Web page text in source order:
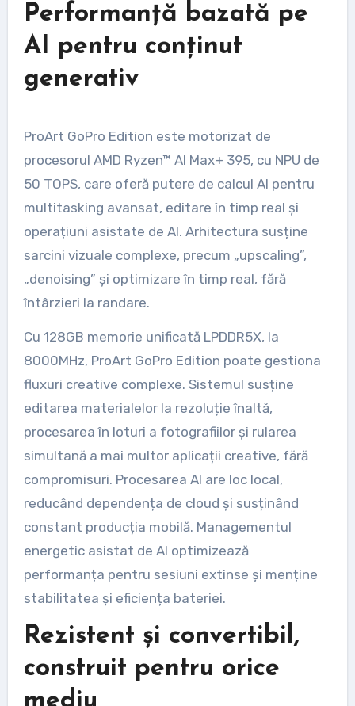
Performanță bazată pe
AI pentru conținut
generativ
ProArt GoPro Edition este motorizat de
procesorul AMD Ryzen™ AI Max+ 395, cu NPU de
50 TOPS, care oferă putere de calcul AI pentru
multitasking avansat, editare în timp real și
operațiuni asistate de AI. Arhitectura susține
sarcini vizuale complexe, precum „upscaling”,
„denoising” și optimizare în timp real, fără
întârzieri la randare.
Cu 128GB memorie unificată LPDDR5X, la
8000MHz, ProArt GoPro Edition poate gestiona
fluxuri creative complexe. Sistemul susține
editarea materialelor la rezoluție înaltă,
procesarea în loturi a fotografiilor și rularea
simultană a mai multor aplicații creative, fără
compromisuri. Procesarea AI are loc local,
reducând dependența de cloud și susținând
constant producția mobilă. Managementul
energetic asistat de AI optimizează
performanța pentru sesiuni extinse și menține
stabilitatea și eficiența bateriei.
Rezistent și convertibil,
construit pentru orice